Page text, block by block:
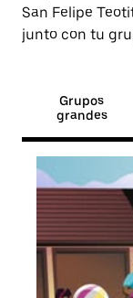
San Felipe
junto con tu
Grupos
grandes